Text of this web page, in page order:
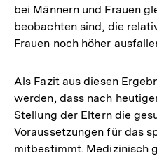
bei Männern und Frauen
beobachten sind, die
Frauen noch höher
Als Fazit aus diesen
werden, dass nach
Stellung der Eltern die
Voraussetzungen für das
mitbestimmt. Medizinisch